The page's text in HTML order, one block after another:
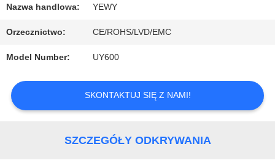
JAKOŚCI
SKONTAKTUJ
Nazwa handlowa: YEWY
Orzecznictwo: CE/ROHS/LVD/EMC
Model Number: UY600
SKONTAKTUJ SIĘ Z NAMI!
SZCZEGÓŁY ODKRYWANIA